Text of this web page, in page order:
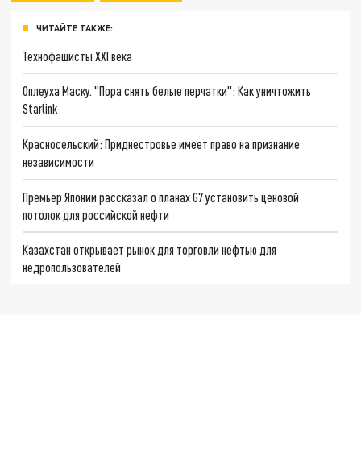
ЧИТАЙТЕ ТАКЖЕ:
Технофашисты XXI века
Оплеуха Маску. "Пора снять белые перчатки": Как уничтожить
Starlink
Красносельский: Приднестровье имеет право на признание
независимости
Премьер Японии рассказал о планах G7 установить ценовой
потолок для российской нефти
Казахстан открывает рынок для торговли нефтью для
недропользователей